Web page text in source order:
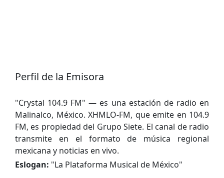
Perfil de la Emisora
"Crystal 104.9 FM" — es una estación de radio en
Malinalco, México. XHMLO-FM, que emite en 104.9
FM, es propiedad del Grupo Siete. El canal de radio
transmite en el formato de música regional
mexicana y noticias en vivo.
Eslogan: "La Plataforma Musical de México"